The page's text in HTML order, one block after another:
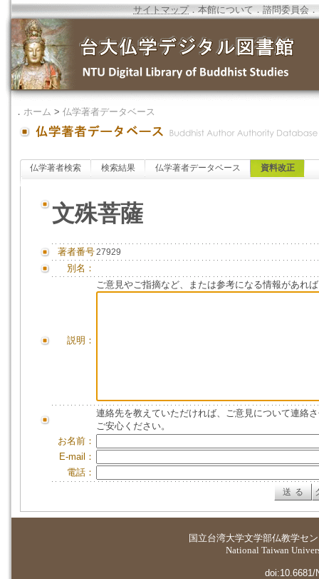
サイトマップ．本館について ．諮問委員会 ．
． ホーム > 仏学著者データベース
仏学著者検索 検索結果 仏学著者データベース 資料改正
文殊菩薩
著者番号27929
別名：
説明：
ご意見やご指摘など、または参考になる情報があれ
連絡先を教えていただければ、ご意見について連絡
ご安心ください。
お名前：
E-mail：
電話：
国立台湾大学文学部仏教学セ
National Taiwan
doi:10.6681/